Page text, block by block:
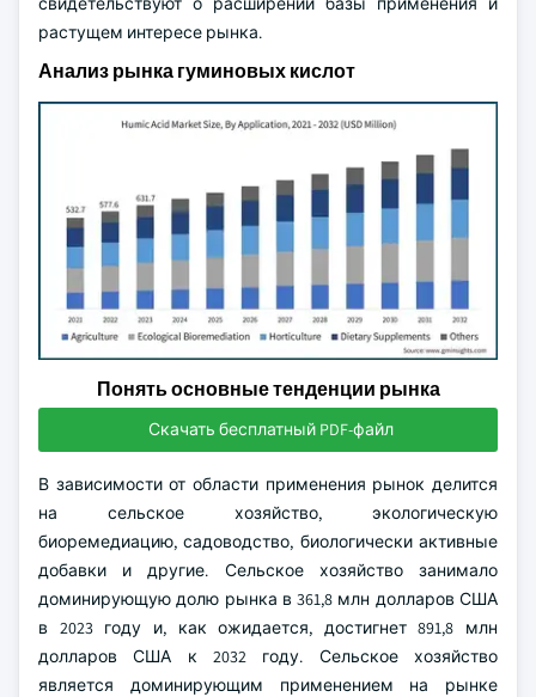
растущем интересе рынка.
Анализ рынка гуминовых кислот
Понять основные тенденции рынка
Скачать бесплатный PDF-файл
В зависимости от области применения рынок делится
на сельское хозяйство, экологическую
биоремедиацию, садоводство, биологически активные
добавки и другие. Сельское хозяйство занимало
доминирующую долю рынка в 361,8 млн долларов США
в 2023 году и, как ожидается, достигнет 891,8 млн
долларов США к 2032 году. Сельское хозяйство
является доминирующим применением на рынке